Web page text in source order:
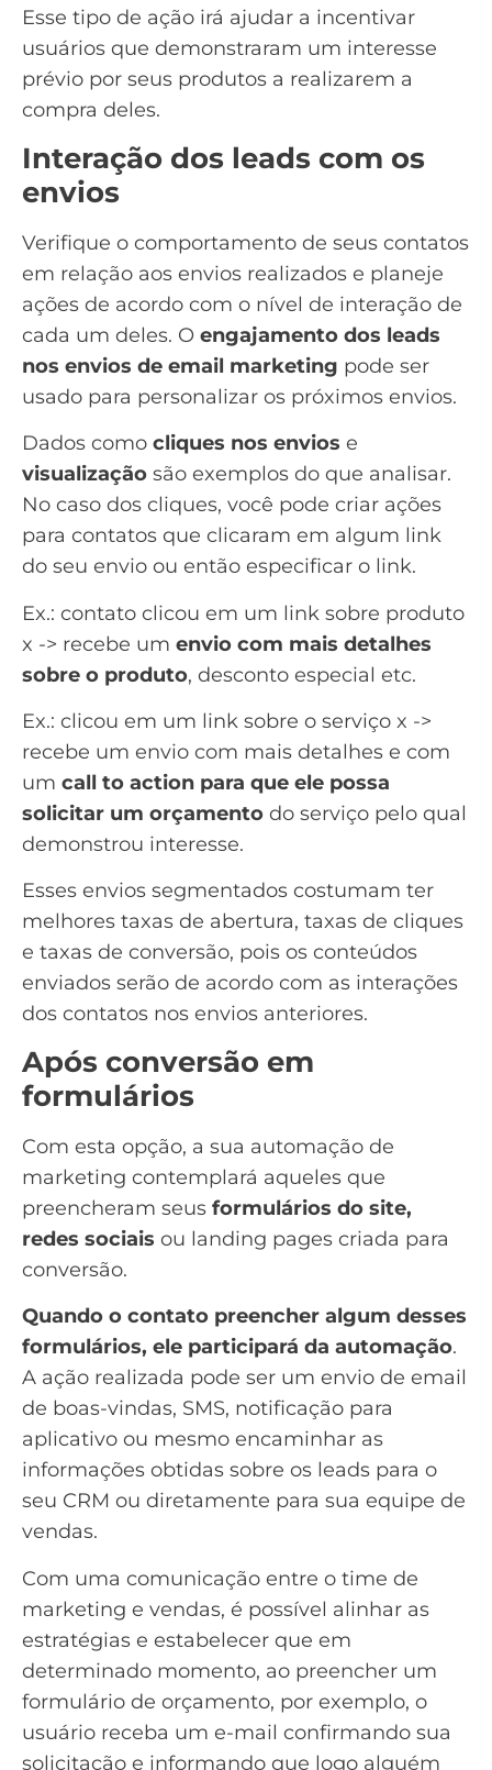
Esse tipo de ação irá ajudar a incentivar
usuários que demonstraram um interesse
prévio por seus produtos a realizarem a
compra deles.
Interação dos leads com os
envios
Verifique o comportamento de seus contatos
em relação aos envios realizados e planeje
ações de acordo com o nível de interação de
cada um deles. O engajamento dos leads
nos envios de email marketing pode ser
usado para personalizar os próximos envios.
Dados como cliques nos envios e
visualização são exemplos do que analisar.
No caso dos cliques, você pode criar ações
para contatos que clicaram em algum link
do seu envio ou então especificar o link.
Ex.: contato clicou em um link sobre produto
x -> recebe um envio com mais detalhes
sobre o produto, desconto especial etc.
Ex.: clicou em um link sobre o serviço x ->
recebe um envio com mais detalhes e com
um call to action para que ele possa
solicitar um orçamento do serviço pelo qual
demonstrou interesse.
Esses envios segmentados costumam ter
melhores taxas de abertura, taxas de cliques
e taxas de conversão, pois os conteúdos
enviados serão de acordo com as interações
dos contatos nos envios anteriores.
Após conversão em
formulários
Com esta opção, a sua automação de
marketing contemplará aqueles que
preencheram seus formulários do site,
redes sociais ou landing pages criada para
conversão.
Quando o contato preencher algum desses
formulários, ele participará da automação.
A ação realizada pode ser um envio de email
de boas-vindas, SMS, notificação para
aplicativo ou mesmo encaminhar as
informações obtidas sobre os leads para o
seu CRM ou diretamente para sua equipe de
vendas.
Com uma comunicação entre o time de
marketing e vendas, é possível alinhar as
estratégias e estabelecer que em
determinado momento, ao preencher um
formulário de orçamento, por exemplo, o
usuário receba um e-mail confirmando sua
solicitação e informando que logo alguém